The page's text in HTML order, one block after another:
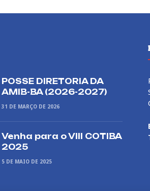
POSSE DIRETORIA DA
AMIB-BA (2026-2027)
31 DE MARÇO DE 2026
Venha para o VIII COTIBA
2025
5 DE MAIO DE 2025